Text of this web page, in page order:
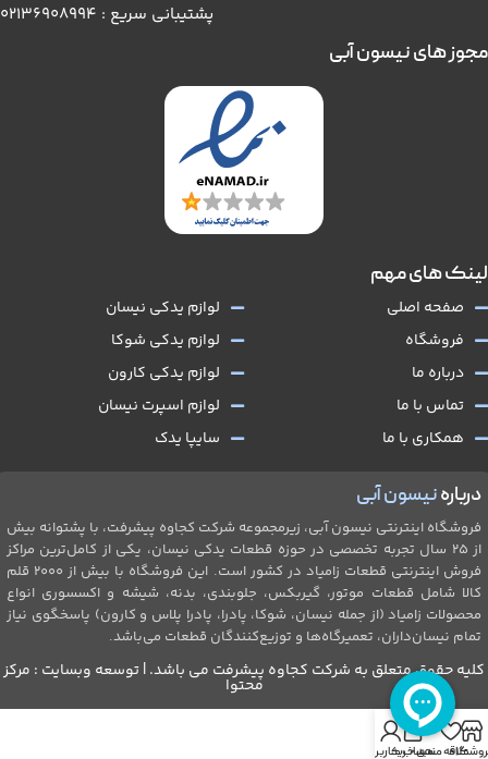
پشتیبانی سریع : 02136908994
دربارهنیسون آبی
فروشگاه اینترنتی نیسون آبی، زیرمجموعه شرکت کجاوه پیشرفت، با پشتوانه بیش
از ۲۵ سال تجربه تخصصی در حوزه قطعات یدکی نیسان، یکی از کامل‌ترین مراکز
فروش اینترنتی قطعات زامیاد در کشور است. این فروشگاه با بیش از 2۰۰۰ قلم
کالا شامل قطعات موتور، گیربکس، جلو‌بندی، بدنه، شیشه و اکسسوری انواع
محصولات زامیاد (از جمله نیسان، شوکا، پادرا، پادرا پلاس و کارون) پاسخگوی نیاز
تمام نیسان‌داران، تعمیرگاه‌ها و توزیع‌کنندگان قطعات می‌باشد.
لینک های مهم
صفحه اصلی
فروشگاه
درباره ما
تماس با ما
همکاری با ما
لوازم یدکی نیسان
لوازم یدکی شوکا
لوازم یدکی کارون
لوازم اسپرت نیسان
سایپا یدک
مجوز های نیسون آبی
کلیه حقوق متعلق به شرکت کجاوه پیشرفت می باشد. | توسعه وبسایت : مرکز
محتوا
علاقه مندی
0
سبد خرید
حساب کاربری من